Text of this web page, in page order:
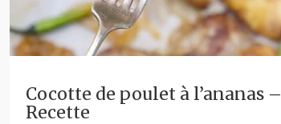
Cocotte de poulet à l’ananas –
Recette